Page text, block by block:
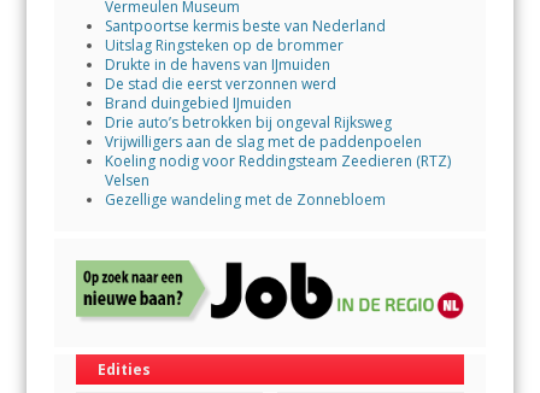
Vermeulen Museum
Santpoortse kermis beste van Nederland
Uitslag Ringsteken op de brommer
Drukte in de havens van IJmuiden
De stad die eerst verzonnen werd
Brand duingebied IJmuiden
Drie auto’s betrokken bij ongeval Rijksweg
Vrijwilligers aan de slag met de paddenpoelen
Koeling nodig voor Reddingsteam Zeedieren (RTZ)
Velsen
Gezellige wandeling met de Zonnebloem
Edities